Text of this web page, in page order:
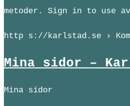
metoder. Sign in to use
http s://karlstad.se ›
Mina sidor –
Mina sidor